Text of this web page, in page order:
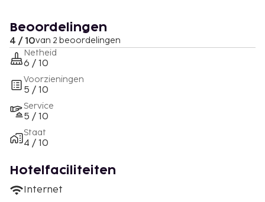
Beoordelingen
4 / 10van 2 beoordelingen
Netheid
6 / 10
Voorzieningen
5 / 10
Service
5 / 10
Staat
4 / 10
Hotelfaciliteiten
Internet